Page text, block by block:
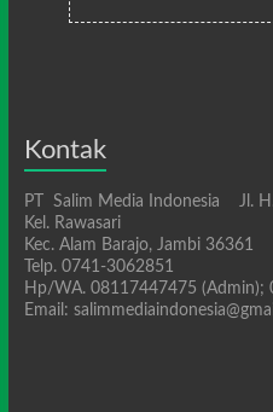
Kontak
PT Salim Media Indonesia Jl.
Kel. Rawasari
Kec. Alam Barajo, Jambi 36361
Telp. 0741-3062851
Hp/WA. 08117447475 (Admin);
Email: